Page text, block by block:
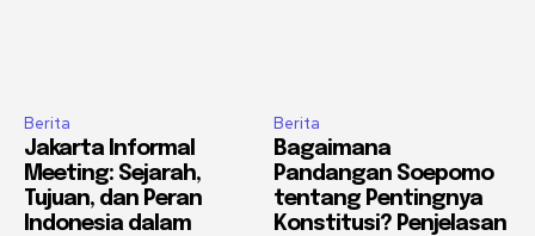
Berita
Jakarta Informal
Meeting: Sejarah,
Tujuan, dan Peran
Indonesia dalam
Berita
Bagaimana
Pandangan Soepomo
tentang Pentingnya
Konstitusi? Penjelasan